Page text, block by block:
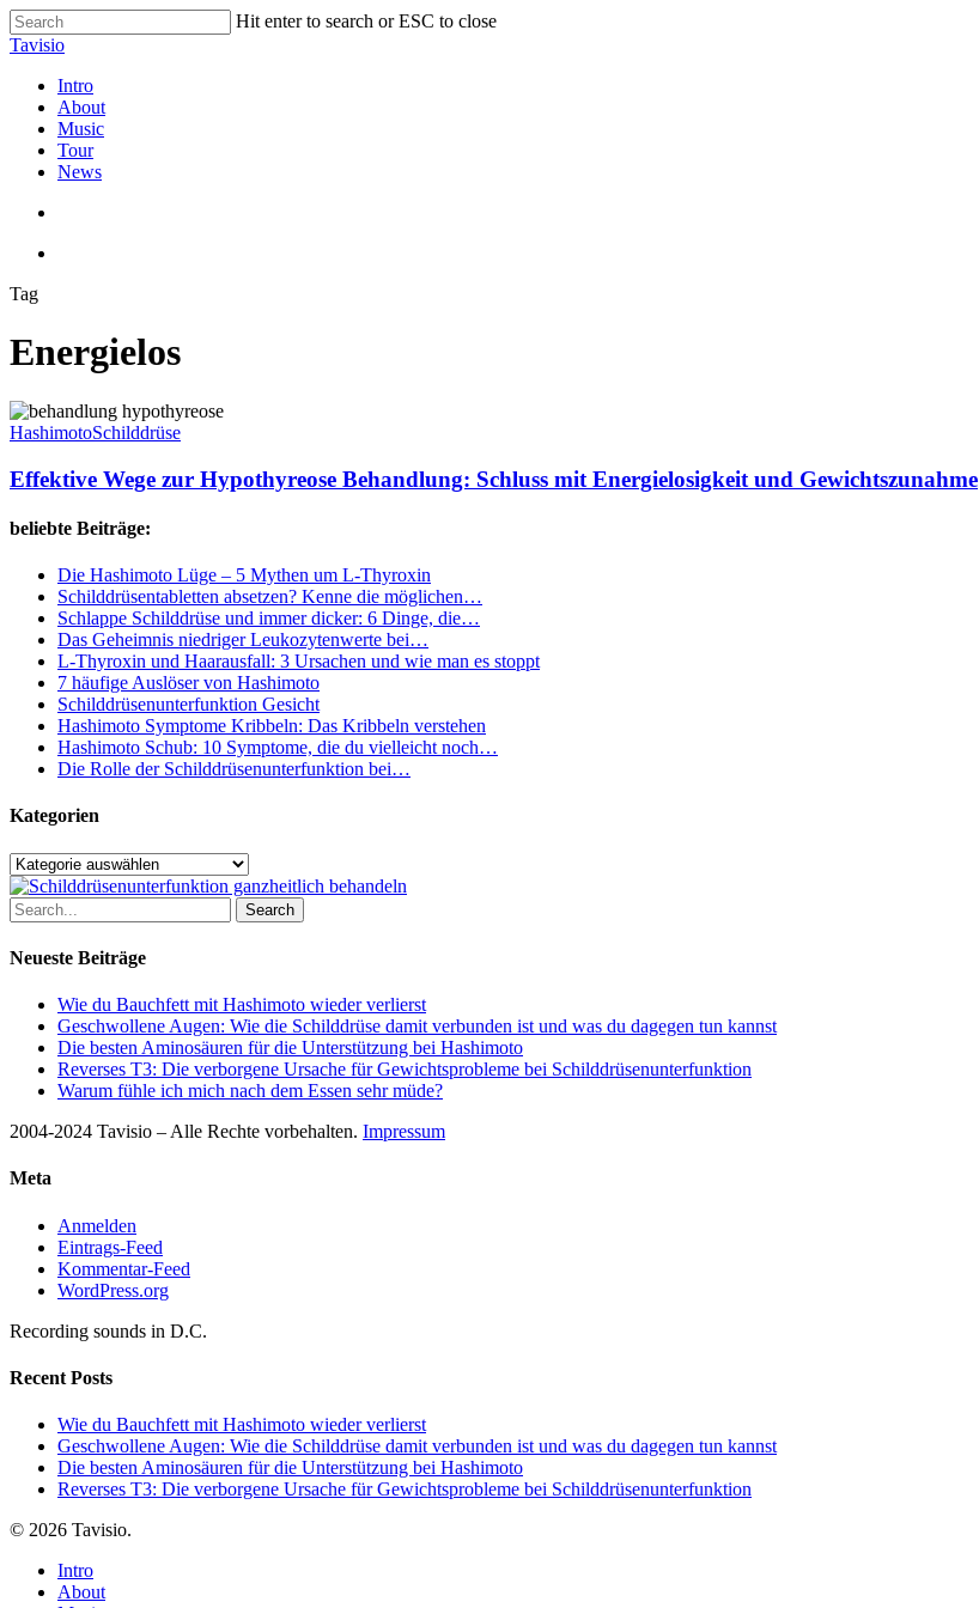
Skip
to
content
Hit enter to search or ESC to close
Close
Tavisio
search
Menu
Intro
About
Music
Tour
News
Tag
Energielos
Effektive
Wege
Hypothyreose
Behandlung:
Schluss
mit
Gewichtszunahme
HashimotoSchilddrüse
Effektive Wege zur Hypothyreose Behandlung: Schluss mit Energielosigkeit und Gewichtszunahme
beliebte Beiträge:
Die Hashimoto Lüge – 5 Mythen um L-Thyroxin
Schilddrüsentabletten absetzen? Kenne die möglichen…
Schlappe Schilddrüse und immer dicker: 6 Dinge, die…
Das Geheimnis niedriger Leukozytenwerte bei…
L-Thyroxin und Haarausfall: 3 Ursachen und wie man es stoppt
7 häufige Auslöser von Hashimoto
Schilddrüsenunterfunktion Gesicht
Hashimoto Symptome Kribbeln: Das Kribbeln verstehen
Hashimoto Schub: 10 Symptome, die du vielleicht noch…
Die Rolle der Schilddrüsenunterfunktion bei…
Kategorien
Kategorien
Search
Neueste Beiträge
Wie du Bauchfett mit Hashimoto wieder verlierst
Geschwollene Augen: Wie die Schilddrüse damit verbunden ist und was du dagegen tun kannst
Die besten Aminosäuren für die Unterstützung bei Hashimoto
Reverses T3: Die verborgene Ursache für Gewichtsprobleme bei Schilddrüsenunterfunktion
Warum fühle ich mich nach dem Essen sehr müde?
2004-2024 Tavisio – Alle Rechte vorbehalten. Impressum
Meta
Anmelden
Eintrags-Feed
Kommentar-Feed
WordPress.org
Recording sounds in D.C.
Recent Posts
Wie du Bauchfett mit Hashimoto wieder verlierst
Geschwollene Augen: Wie die Schilddrüse damit verbunden ist und was du dagegen tun kannst
Die besten Aminosäuren für die Unterstützung bei Hashimoto
Reverses T3: Die verborgene Ursache für Gewichtsprobleme bei Schilddrüsenunterfunktion
© 2026 Tavisio.
Close
Menu
Intro
About